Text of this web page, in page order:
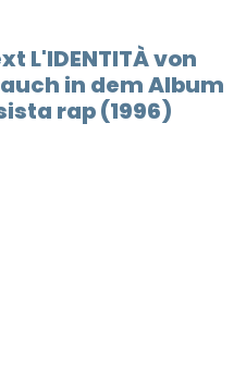
L'IDENTITÀ von
auch in dem Album
rap (1996)